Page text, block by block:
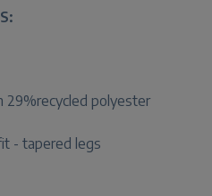
29%recycled polyester
- tapered legs